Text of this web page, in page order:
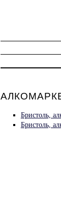
Бристоль,
Бристоль,